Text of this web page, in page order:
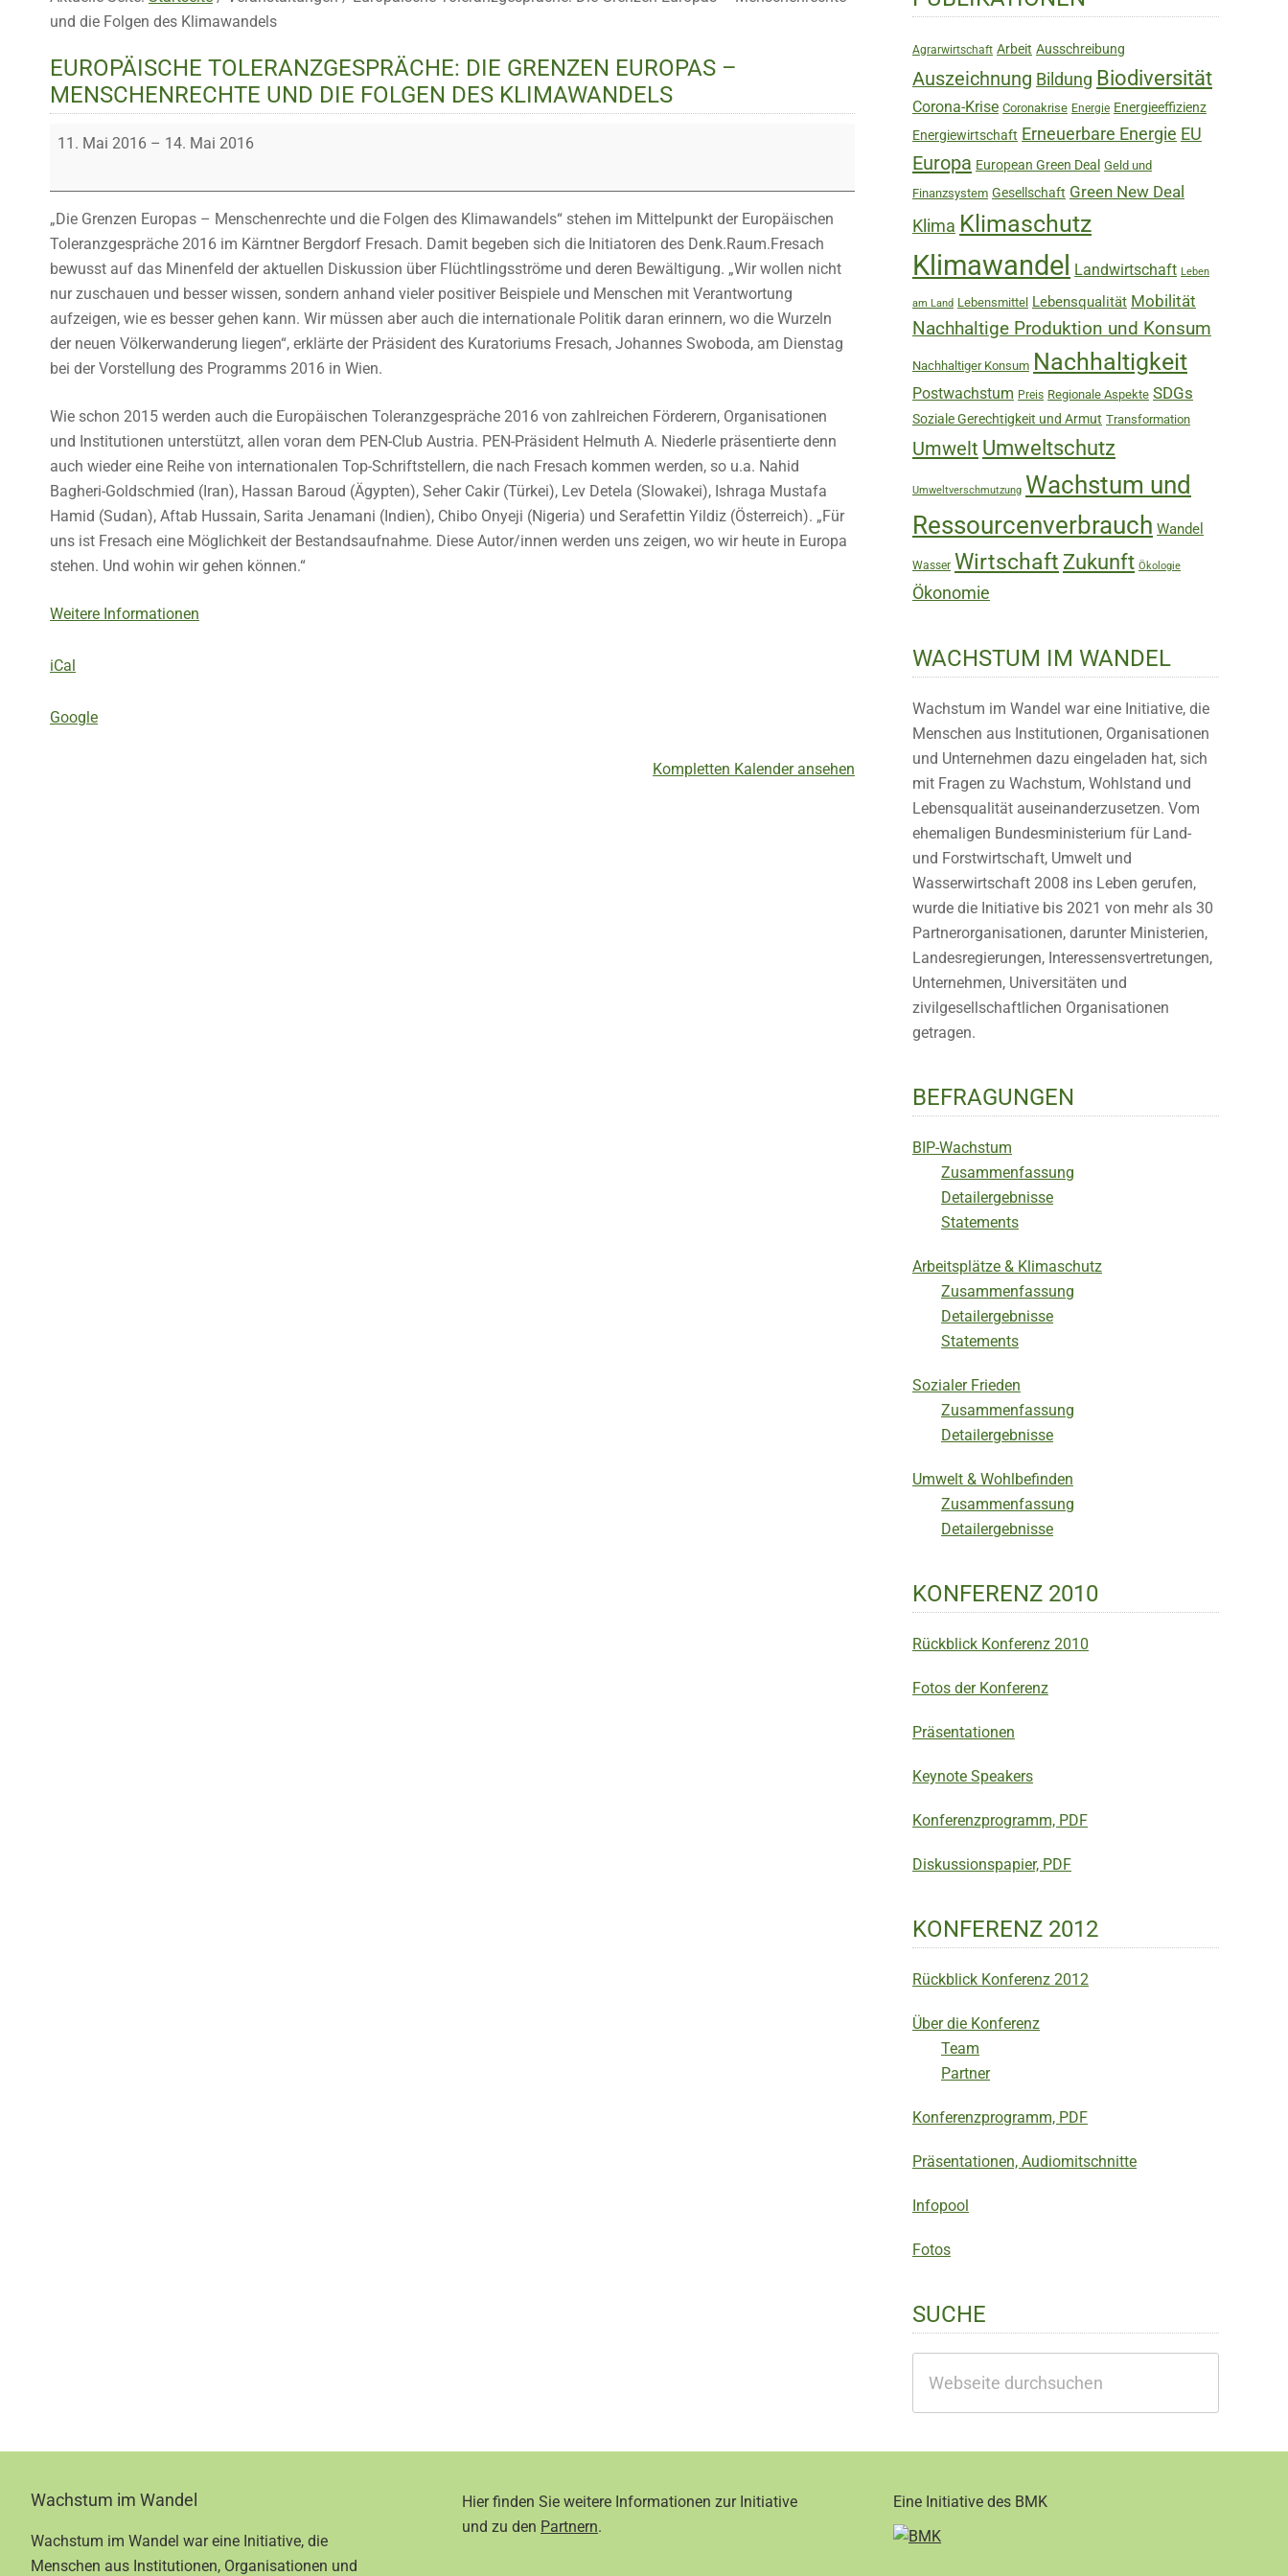
und die Folgen des Klimawandels
EUROPÄISCHE TOLERANZGESPRÄCHE: DIE GRENZEN EUROPAS –
MENSCHENRECHTE UND DIE FOLGEN DES KLIMAWANDELS
Europäische
Grenzen
Europas
–
Menschenrechte
und
die
Folgen
Klimawandels
11. Mai 2016 – 14. Mai 2016
„Die Grenzen Europas – Menschenrechte und die Folgen des Klimawandels“ stehen im Mittelpunkt der Europäischen
Toleranzgespräche 2016 im Kärntner Bergdorf Fresach. Damit begeben sich die Initiatoren des Denk.Raum.Fresach
bewusst auf das Minenfeld der aktuellen Diskussion über Flüchtlingsströme und deren Bewältigung. „Wir wollen nicht
nur zuschauen und besser wissen, sondern anhand vieler positiver Beispiele und Menschen mit Verantwortung
aufzeigen, wie es besser gehen kann. Wir müssen aber auch die internationale Politik daran erinnern, wo die Wurzeln
der neuen Völkerwanderung liegen“, erklärte der Präsident des Kuratoriums Fresach, Johannes Swoboda, am Dienstag
bei der Vorstellung des Programms 2016 in Wien.
Wie schon 2015 werden auch die Europäischen Toleranzgespräche 2016 von zahlreichen Förderern, Organisationen
und Institutionen unterstützt, allen voran dem PEN-Club Austria. PEN-Präsident Helmuth A. Niederle präsentierte denn
auch wieder eine Reihe von internationalen Top-Schriftstellern, die nach Fresach kommen werden, so u.a. Nahid
Bagheri-Goldschmied (Iran), Hassan Baroud (Ägypten), Seher Cakir (Türkei), Lev Detela (Slowakei), Ishraga Mustafa
Hamid (Sudan), Aftab Hussain, Sarita Jenamani (Indien), Chibo Onyeji (Nigeria) und Serafettin Yildiz (Österreich). „Für
uns ist Fresach eine Möglichkeit der Bestandsaufnahme. Diese Autor/innen werden uns zeigen, wo wir heute in Europa
stehen. Und wohin wir gehen können.“
Weitere Informationen
iCal
Google
Kompletten Kalender ansehen
Sidebar
Agrarwirtschaft Arbeit Ausschreibung
Auszeichnung Bildung Biodiversität
Corona-Krise Coronakrise Energie Energieeffizienz
Energiewirtschaft Erneuerbare Energie EU
Europa European Green Deal Geld und
Finanzsystem Gesellschaft Green New Deal
Klima Klimaschutz
Klimawandel Landwirtschaft Leben
am Land Lebensmittel Lebensqualität Mobilität
Nachhaltige Produktion und Konsum
Nachhaltiger Konsum Nachhaltigkeit
Postwachstum Preis Regionale Aspekte SDGs
Soziale Gerechtigkeit und Armut Transformation
Umwelt Umweltschutz
Umweltverschmutzung Wachstum und
Ressourcenverbrauch Wandel
Wasser Wirtschaft Zukunft Ökologie
Ökonomie
WACHSTUM IM WANDEL
Wachstum im Wandel war eine Initiative, die
Menschen aus Institutionen, Organisationen
und Unternehmen dazu eingeladen hat, sich
mit Fragen zu Wachstum, Wohlstand und
Lebensqualität auseinanderzusetzen. Vom
ehemaligen Bundesministerium für Land-
und Forstwirtschaft, Umwelt und
Wasserwirtschaft 2008 ins Leben gerufen,
wurde die Initiative bis 2021 von mehr als 30
Partnerorganisationen, darunter Ministerien,
Landesregierungen, Interessensvertretungen,
Unternehmen, Universitäten und
zivilgesellschaftlichen Organisationen
getragen.
BEFRAGUNGEN
BIP-Wachstum
Zusammenfassung
Detailergebnisse
Statements
Arbeitsplätze & Klimaschutz
Zusammenfassung
Detailergebnisse
Statements
Sozialer Frieden
Zusammenfassung
Detailergebnisse
Umwelt & Wohlbefinden
Zusammenfassung
Detailergebnisse
KONFERENZ 2010
Rückblick Konferenz 2010
Fotos der Konferenz
Präsentationen
Keynote Speakers
Konferenzprogramm, PDF
Diskussionspapier, PDF
KONFERENZ 2012
Rückblick Konferenz 2012
Über die Konferenz
Team
Partner
Konferenzprogramm, PDF
Präsentationen, Audiomitschnitte
Infopool
Fotos
SUCHE
durchsuchen
FooterWachstum im Wandel
Wachstum im Wandel war eine Initiative, die
Menschen aus Institutionen, Organisationen und
Hier finden Sie weitere Informationen zur Initiative
und zu den Partnern.
Eine Initiative des BMK